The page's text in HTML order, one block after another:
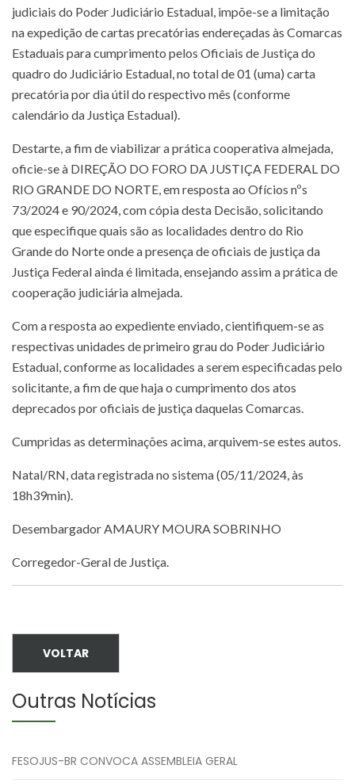
judiciais do Poder Judiciário Estadual, impõe-se a limitação
na expedição de cartas precatórias endereçadas às Comarcas
Estaduais para cumprimento pelos Oficiais de Justiça do
quadro do Judiciário Estadual, no total de 01 (uma) carta
precatória por dia útil do respectivo mês (conforme
calendário da Justiça Estadual).
Destarte, a fim de viabilizar a prática cooperativa almejada,
oficie-se à DIREÇÃO DO FORO DA JUSTIÇA FEDERAL DO
RIO GRANDE DO NORTE, em resposta ao Ofícios nºs
73/2024 e 90/2024, com cópia desta Decisão, solicitando
que especifique quais são as localidades dentro do Rio
Grande do Norte onde a presença de oficiais de justiça da
Justiça Federal ainda é limitada, ensejando assim a prática de
cooperação judiciária almejada.
Com a resposta ao expediente enviado, cientifiquem-se as
respectivas unidades de primeiro grau do Poder Judiciário
Estadual, conforme as localidades a serem especificadas pelo
solicitante, a fim de que haja o cumprimento dos atos
deprecados por oficiais de justiça daquelas Comarcas.
Cumpridas as determinações acima, arquivem-se estes autos.
Natal/RN, data registrada no sistema (05/11/2024, às
18h39min).
Desembargador AMAURY MOURA SOBRINHO
Corregedor-Geral de Justiça.
VOLTAR
Outras Notícias
FESOJUS-BR CONVOCA ASSEMBLEIA GERAL